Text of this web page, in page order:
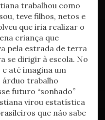
trabalhou como
teve filhos, netos e
que iria realizar o
criança que
pela estrada de terra
se dirigir à escola. No
até imagina um
trabalho
futuro “sonhado”
virou estatística
que não sabe